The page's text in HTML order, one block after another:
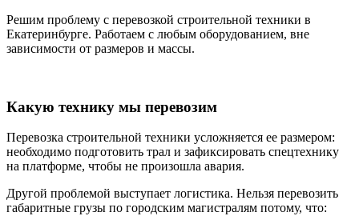
Решим проблему с перевозкой строительной техники в
Екатеринбурге. Работаем с любым оборудованием, вне
зависимости от размеров и массы.
Какую технику мы перевозим
Перевозка строительной техники усложняется ее размером:
необходимо подготовить трал и зафиксировать спецтехнику
на платформе, чтобы не произошла авария.
Другой проблемой выступает логистика. Нельзя перевозить
габаритные грузы по городским магистралям потому, что: